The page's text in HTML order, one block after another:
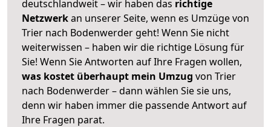
deutschlandweit – wir haben das richtige
Netzwerkan unserer Seite, wenn es Umzüge von
Trier nach Bodenwerder geht! Wenn Sie nicht
weiterwissen – haben wir die richtige Lösung für
Sie! Wenn Sie Antworten auf Ihre Fragen wollen,
was kostet überhaupt mein Umzug von Trier
nach Bodenwerder – dann wählen Sie sie uns,
denn wir haben immer die passende Antwort auf
Ihre Fragen parat.